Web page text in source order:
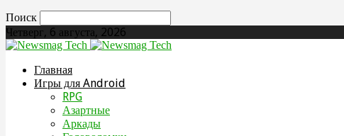
Поиск
Четверг, 6 августа, 2026
Главная
Игры для Android
RPG
Азартные
Аркады